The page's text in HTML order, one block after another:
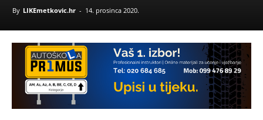
By LIKEmetkovic.hr - 14. prosinca 2020.